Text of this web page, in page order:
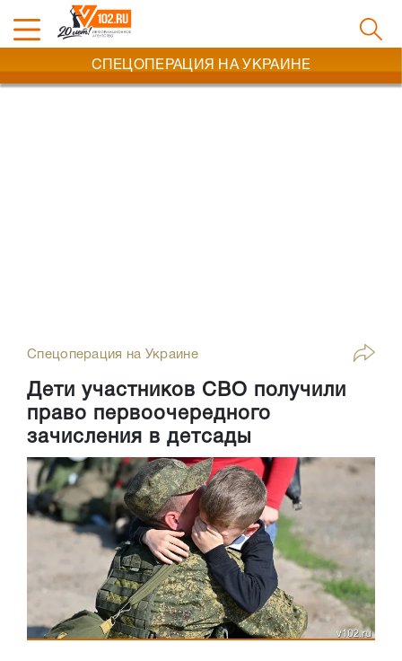
СПЕЦОПЕРАЦИЯ НА УКРАИНЕ
Спецоперация на Украине
Дети участников СВО получили
право первоочередного
зачисления в детсады